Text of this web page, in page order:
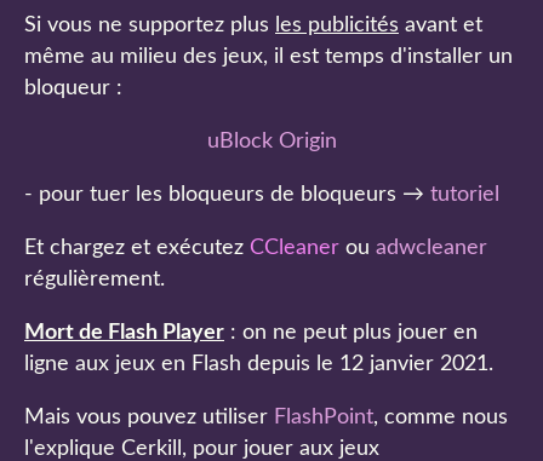
Si vous ne supportez plus les publicités avant et
même au milieu des jeux, il est temps d'installer un
bloqueur :
uBlock Origin
- pour tuer les bloqueurs de bloqueurs → tutoriel
Et chargez et exécutez CCleaner ou adwcleaner
régulièrement.
Mort de Flash Player : on ne peut plus jouer en
ligne aux jeux en Flash depuis le 12 janvier 2021.
Mais vous pouvez utiliser FlashPoint, comme nous
l'explique Cerkill, pour jouer aux jeux